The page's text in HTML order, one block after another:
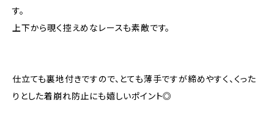
す。
上下から覗く控えめなレースも素敵です。
仕立ても裏地付きですので、とても薄手ですが締めやすく、くった
りとした着崩れ防止にも嬉しいポイント◎